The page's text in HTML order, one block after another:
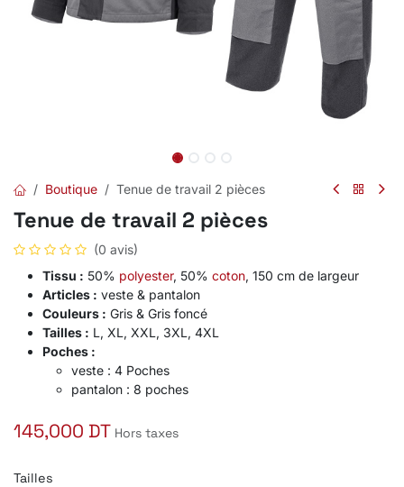
Boutique Tenue de travail 2 pièces
Tenue de travail 2 pièces
(0 avis)
Tissu : 50% polyester, 50% coton, 150 cm de largeur
Articles : veste & pantalon
Couleurs : Gris & Gris foncé
Tailles : L, XL, XXL, 3XL, 4XL
Poches :
veste : 4 Poches
pantalon : 8 poches
145,000 DT Hors taxes
Tailles